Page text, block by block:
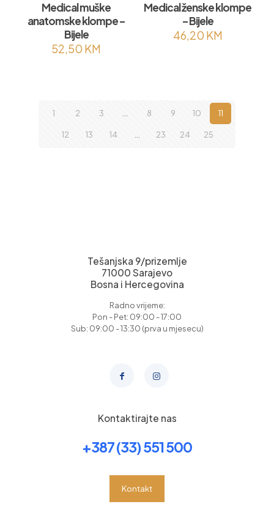
Medical muške
anatomske klompe –
Bijele
52,50 KM
Medical ženske klompe
– Bijele
46,20 KM
1 2 3 8 9 10 11
12 13 14 23 24 25
Tešanjska 9/prizemlje
71000 Sarajevo
Bosna i Hercegovina
Radno vrijeme:
Pon - Pet: 09:00 - 17:00
Sub: 09:00 - 13:30 (prva u mjesecu)
Kontaktirajte nas
+387 (33) 551 500
Kontakt